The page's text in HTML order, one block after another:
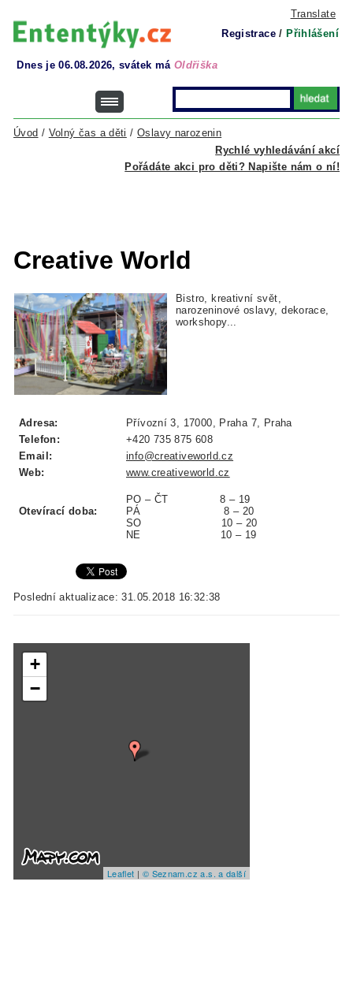
Translate
Registrace / Přihlášení
Dnes je 06.08.2026, svátek má Oldřiška
Rychlé vyhledávání akcí
Úvod / Volný čas a děti /Oslavy narozenin
Pořádáte akci pro děti? Napište nám o ní!
Creative World
Bistro, kreativní svět,
narozeninové oslavy, dekorace,
workshopy...
Adresa:
Přívozní 3, 17000, Praha 7, Praha
Telefon:
+420 735 875 608
Email:
info@creativeworld.cz
Web:
www.creativeworld.cz
Otevírací doba:
PO – ČT 8 – 19
PÁ 8 – 20
SO 10 – 20
NE 10 – 19
Poslední aktualizace: 31.05.2018 16:32:38
+
−
Leaflet | © Seznam.cz a.s. a další